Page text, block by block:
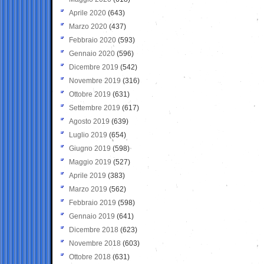
Aprile 2020 (643)
Marzo 2020 (437)
Febbraio 2020 (593)
Gennaio 2020 (596)
Dicembre 2019 (542)
Novembre 2019 (316)
Ottobre 2019 (631)
Settembre 2019 (617)
Agosto 2019 (639)
Luglio 2019 (654)
Giugno 2019 (598)
Maggio 2019 (527)
Aprile 2019 (383)
Marzo 2019 (562)
Febbraio 2019 (598)
Gennaio 2019 (641)
Dicembre 2018 (623)
Novembre 2018 (603)
Ottobre 2018 (631)